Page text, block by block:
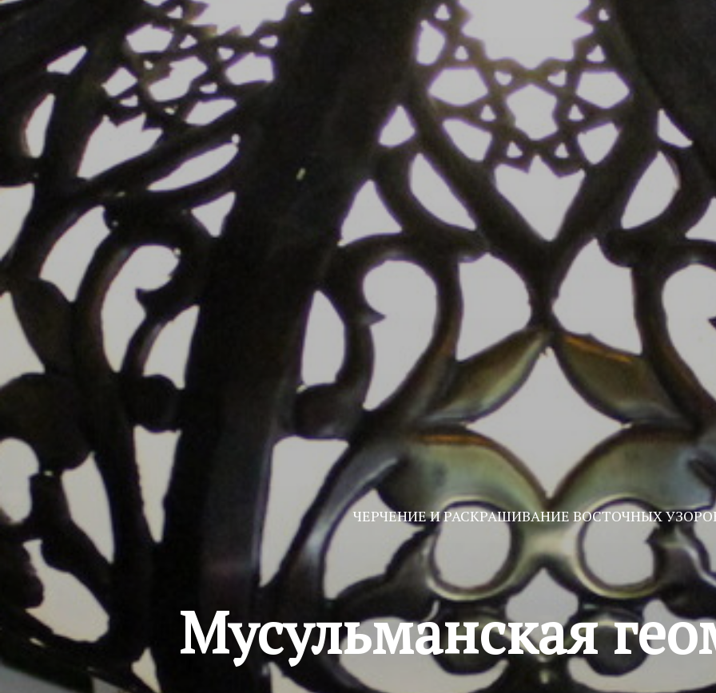
ЧЕРЧЕНИЕ И РАСКРАШИВАНИЕ ВОСТОЧНЫХ
Мусульманская